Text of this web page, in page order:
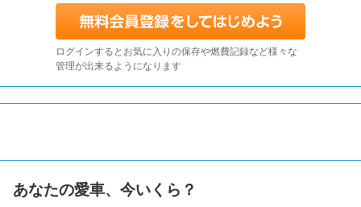
ログインするとお気に入りの保存や燃費記録など様々な
管理が出来るようになります
あなたの愛車、今いくら？